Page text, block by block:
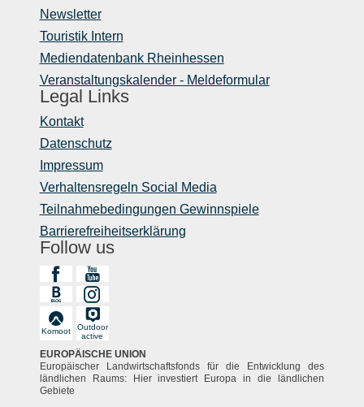
Newsletter
Touristik Intern
Mediendatenbank Rheinhessen
Veranstaltungskalender - Meldeformular
Legal Links
Kontakt
Datenschutz
Impressum
Verhaltensregeln Social Media
Teilnahmebedingungen Gewinnspiele
Barrierefreiheitserklärung
Follow us
Komoot
Outdoor
active
EUROPÄISCHE UNION
Europäischer Landwirtschaftsfonds für die Entwicklung des
ländlichen Raums: Hier investiert Europa in die ländlichen
Gebiete